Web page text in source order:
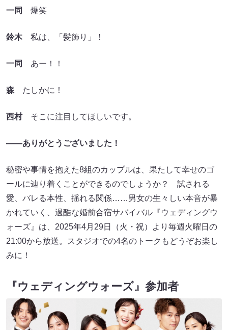
一同 爆笑
鈴木私は、「髪飾り」！
一同 あー！！
森 たしかに！
西村そこに注目してほしいです。
――ありがとうございました！
秘密や事情を抱えた8組のカップルは、果たして幸せのゴ
ールに辿り着くことができるのでしょうか？ 試される
愛、バレる本性、揺れる関係……男女の生々しい本音が暴
かれていく、過酷な婚前合宿サバイバル『ウェディングウ
ォーズ』は、2025年4月29日（火・祝）より毎週火曜日の
21:00から放送。スタジオでの4名のトークもどうぞお楽し
みに！
『ウェディングウォーズ』参加者